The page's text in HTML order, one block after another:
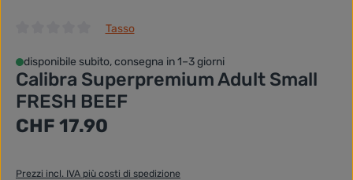
Tasso
disponibile subito, consegna in 1–3 giorni
Calibra Superpremium Adult Small
FRESH BEEF
Prezzo normale:
CHF 17.90
Prezzi incl. IVA più costi di spedizione